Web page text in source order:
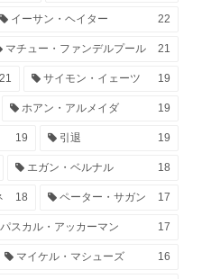
イーサン・ヘイター 22
マチュー・ファンデルプール 21
21 サイモン・イェーツ 19
ホアン・アルメイダ 19
19 引退 19
エガン・ベルナル 18
18 ペーター・サガン 17
パスカル・アッカーマン 17
マイケル・マシューズ 16